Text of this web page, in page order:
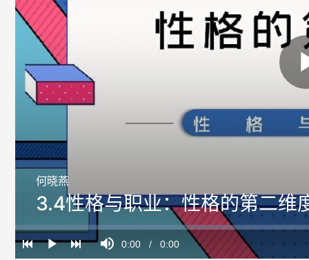
Play
Current
0:00 / Duration
0:00
Loaded:
0%
Progress:
0%
何晓燕
3.4性格与职业：性格的第二维